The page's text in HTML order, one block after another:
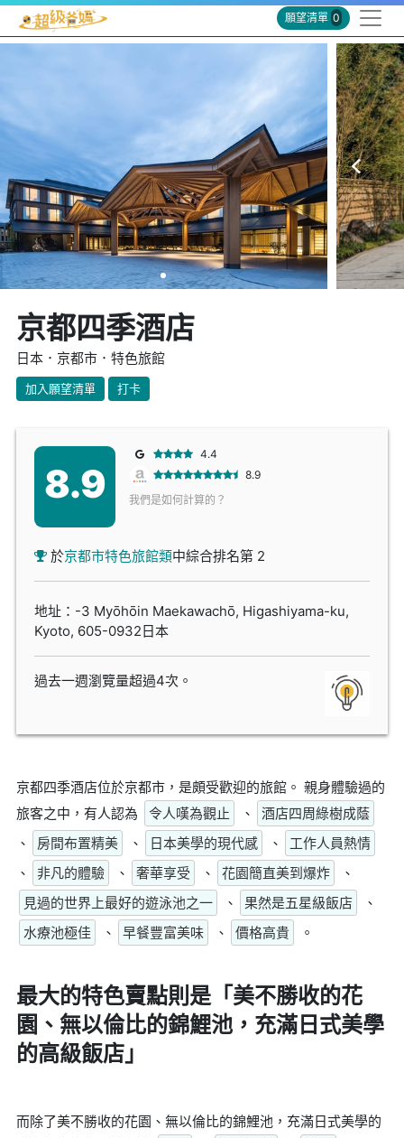
願望清單 0
京都四季酒店
日本．京都市．特色旅館
加入願望清單 打卡
8.9
4.4
8.9
我們是如何計算的？
於京都市特色旅館類中綜合排名第 2
地址：-3 Myōhōin Maekawachō, Higashiyama-ku,
Kyoto, 605-0932日本
過去一週瀏覽量超過4次。
京都四季酒店位於京都市，是頗受歡迎的旅館。 親身體驗過的
旅客之中，有人認為
令人嘆為觀止 、
酒店四周綠樹成蔭
、
房間布置精美 、 日本美學的現代感 、
工作人員熱情
、
非凡的體驗 、 奢華享受 、 花園簡直美到爆炸
、
見過的世界上最好的遊泳池之一
、 果然是五星級飯店
、
水療池極佳
、 早餐豐富美味 、 價格高貴 。
最大的特色賣點則是「美不勝收的花
園、無以倫比的錦鯉池，充滿日式美學
的高級飯店」
而除了美不勝收的花園、無以倫比的錦鯉池，充滿日式美學的